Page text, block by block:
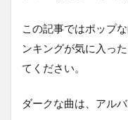
この記事ではポップ
ンキングが気に入っ
てください。
ダークな曲は、アル